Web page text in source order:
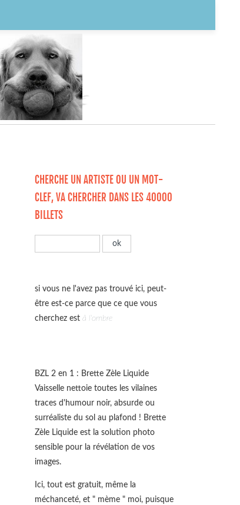
CHERCHE UN ARTISTE OU UN MOT-
CLEF, VA CHERCHER DANS LES 40000
BILLETS
si vous ne l'avez pas trouvé ici, peut-
être est-ce parce que ce que vous
cherchez està l'ombre
BZL 2 en 1 : Brette Zèle Liquide
Vaisselle nettoie toutes les vilaines
traces d'humour noir, absurde ou
surréaliste du sol au plafond ! Brette
Zèle Liquide est la solution photo
sensible pour la révélation de vos
images.
Ici, tout est gratuit, même la
méchanceté, et " mème " moi, puisque